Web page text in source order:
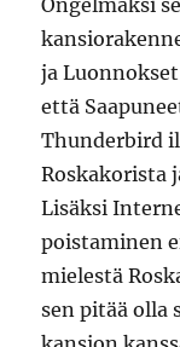
Ongelmaksi
ja
että
Thunderbird
Roskakorista
Lisäksi
poistaminen
mielestä
sen pitää olla